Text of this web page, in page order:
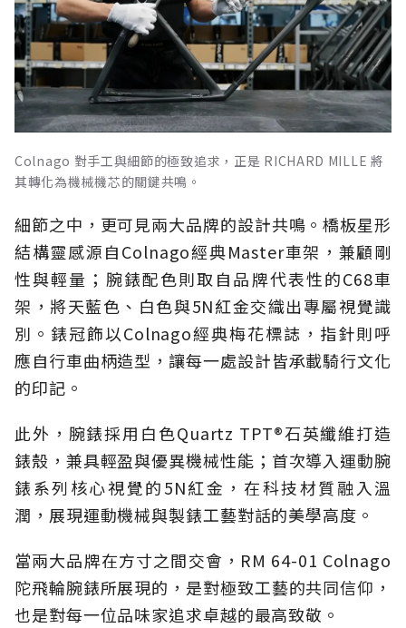
Colnago 對手工與細節的極致追求，正是 RICHARD MILLE 將
其轉化為機械機芯的關鍵共鳴。
細節之中，更可見兩大品牌的設計共鳴。橋板星形
結構靈感源自Colnago經典Master車架，兼顧剛
性與輕量；腕錶配色則取自品牌代表性的C68車
架，將天藍色、白色與5N紅金交織出專屬視覺識
別。錶冠飾以Colnago經典梅花標誌，指針則呼
應自行車曲柄造型，讓每一處設計皆承載騎行文化
的印記。
此外，腕錶採用白色Quartz TPT®石英纖維打造
錶殼，兼具輕盈與優異機械性能；首次導入運動腕
錶系列核心視覺的5N紅金，在科技材質融入溫
潤，展現運動機械與製錶工藝對話的美學高度。
當兩大品牌在方寸之間交會，RM 64-01 Colnago
陀飛輪腕錶所展現的，是對極致工藝的共同信仰，
也是對每一位品味家追求卓越的最高致敬。